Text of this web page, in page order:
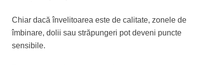
Chiar dacă învelitoarea este de calitate, zonele de
îmbinare, dolii sau străpungeri pot deveni puncte
sensibile.